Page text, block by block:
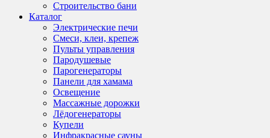
Строительство бани
Каталог
Электрические печи
Смеси, клеи, крепеж
Пульты управления
Пародушевые
Парогенераторы
Панели для хамама
Освещение
Массажные дорожки
Лёдогенераторы
Купели
Инфракрасные сауны